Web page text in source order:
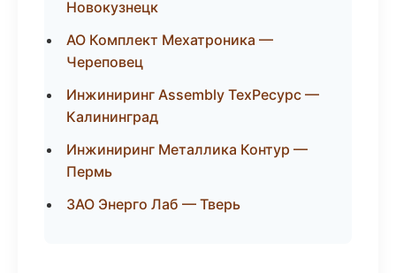
Новокузнецк
АО Комплект Мехатроника —
Череповец
Инжиниринг Assembly ТехРесурс —
Калининград
Инжиниринг Металлика Контур —
Пермь
ЗАО Энерго Лаб — Тверь